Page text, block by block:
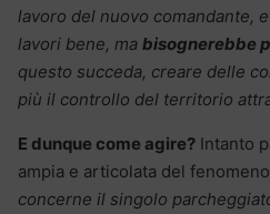
lavoro del nuovo comandante,
lavori bene, ma bisognerebbe
questo succeda, creare delle
più il controllo del territorio
E dunque come agire? Intanto
ampia e articolata del
concerne il singolo